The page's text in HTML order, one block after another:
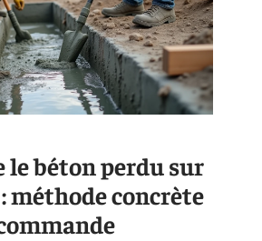
le béton perdu sur
méthode concrète